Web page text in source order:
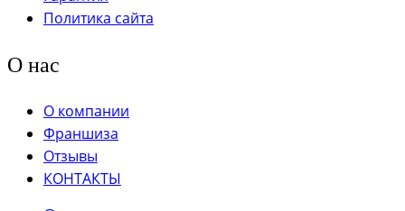
Политика сайта
О нас
О компании
Франшиза
Отзывы
КОНТАКТЫ